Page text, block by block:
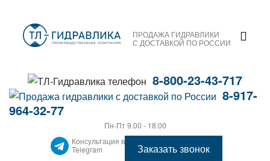
ПРОДАЖА ГИДРАВЛИКИ
С ДОСТАВКОЙ ПО РОССИИ
8-800-23-43-717
8-917-
964-32-77
Пн-Пт 9.00 - 18.00
Консультация в
Telegram
Заказать звонок